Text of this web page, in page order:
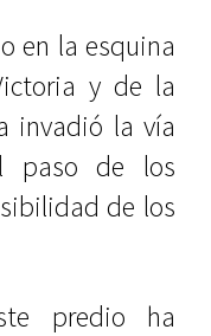
en la esquina
y de la
invadió la vía
paso de los
de los
predio ha